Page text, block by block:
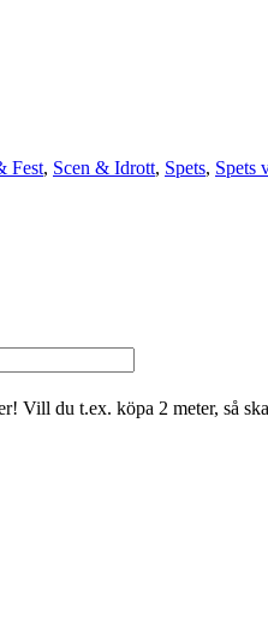
Fest, Scen & Idrott, Spets, Spets
Vill du t.ex. köpa 2 meter, så